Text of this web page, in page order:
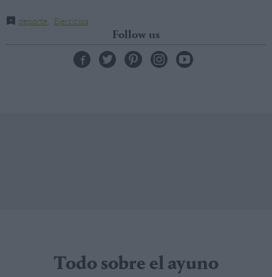
deporte
Ejercicios
Follow us
Todo sobre el ayuno